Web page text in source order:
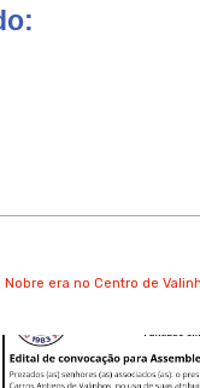
era no Centro de